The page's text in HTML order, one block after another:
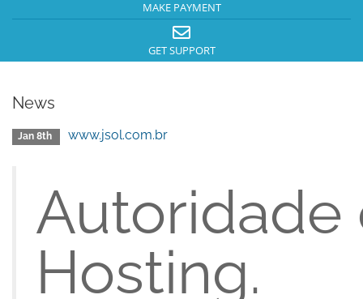
MAKE PAYMENT
GET SUPPORT
News
Jan 8th www.jsol.com.br
Autoridade
Hosting.